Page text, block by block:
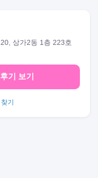
상가2동 1층 223호
기 보기
기